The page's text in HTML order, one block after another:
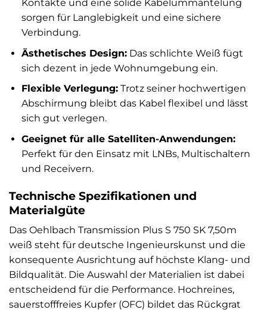
Kontakte und eine solide Kabelummantelung
sorgen für Langlebigkeit und eine sichere
Verbindung.
Ästhetisches Design:Das schlichte Weiß fügt
sich dezent in jede Wohnumgebung ein.
Flexible Verlegung:Trotz seiner hochwertigen
Abschirmung bleibt das Kabel flexibel und lässt
sich gut verlegen.
Geeignet für alle Satelliten-Anwendungen:
Perfekt für den Einsatz mit LNBs, Multischaltern
und Receivern.
Technische Spezifikationen und
Materialgüte
Das Oehlbach Transmission Plus S 750 SK 7,50m
weiß steht für deutsche Ingenieurskunst und die
konsequente Ausrichtung auf höchste Klang- und
Bildqualität. Die Auswahl der Materialien ist dabei
entscheidend für die Performance. Hochreines,
sauerstofffreies Kupfer (OFC) bildet das Rückgrat